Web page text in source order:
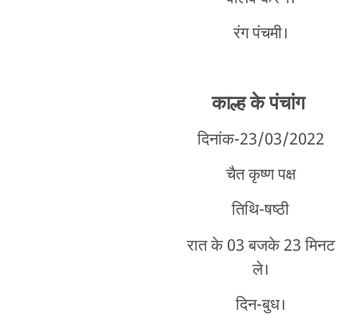
रंग पंचमी।
काल्ह के पंचांग
दिनांक-23/03/2022
चैत कृष्ण पक्ष
तिथि-षष्ठी
रात के 03 बजके 23 मिनट
ले।
दिन-बुध।